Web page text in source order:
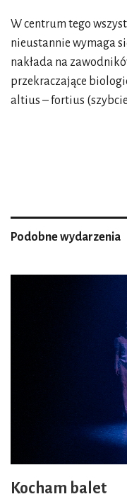
W centrum tego
nieustannie wymaga
nakłada na
przekraczające
altius – fortius
Podobne wydarzenia
Kocham balet